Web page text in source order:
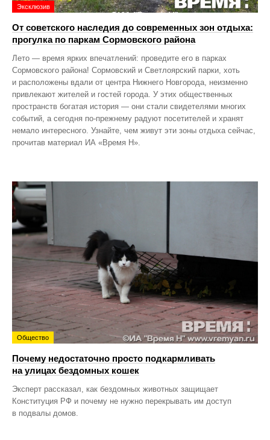
Эксклюзив
От советского наследия до современных зон отдыха:
прогулка по паркам Сормовского района
Лето — время ярких впечатлений: проведите его в парках
Сормовского района! Сормовский и Светлоярский парки, хоть
и расположены вдали от центра Нижнего Новгорода, неизменно
привлекают жителей и гостей города. У этих общественных
пространств богатая история — они стали свидетелями многих
событий, а сегодня по‑прежнему радуют посетителей и хранят
немало интересного. Узнайте, чем живут эти зоны отдыха сейчас,
прочитав материал ИА «Время Н».
Общество
Почему недостаточно просто подкармливать
на улицах бездомных кошек
Эксперт рассказал, как бездомных животных защищает
Конституция РФ и почему не нужно перекрывать им доступ
в подвалы домов.